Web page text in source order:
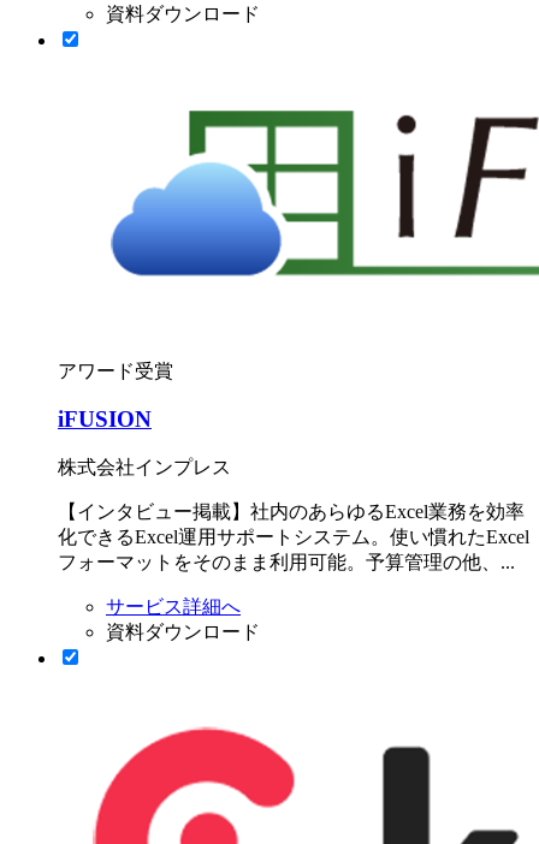
資料ダウンロード
アワード受賞
iFUSION
株式会社インプレス
【インタビュー掲載】社内のあらゆるExcel業務を効率
化できるExcel運用サポートシステム。使い慣れたExcel
フォーマットをそのまま利用可能。予算管理の他、...
サービス詳細へ
資料ダウンロード